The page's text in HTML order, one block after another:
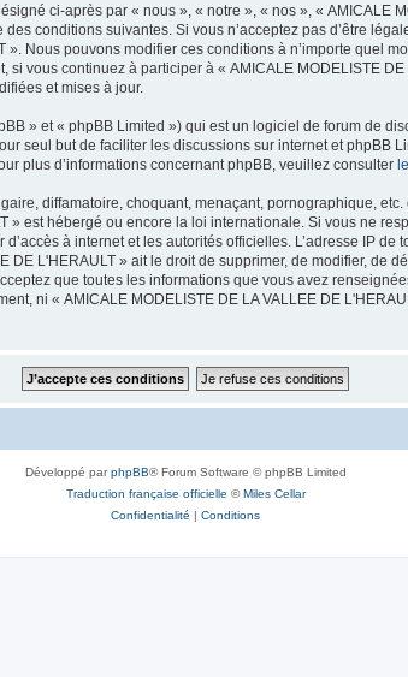
ci-après par « nous », « notre », « nos », « AMICALE
conditions suivantes. Si vous n’acceptez pas d’être
Nous pouvons modifier ces conditions à n’importe quel
vous continuez à participer à « AMICALE MODELISTE
et mises à jour.
» et « phpBB Limited ») qui est un logiciel de forum de
seul but de faciliter les discussions sur internet et phpBB
plus d’informations concernant phpBB, veuillez consulter
diffamatoire, choquant, menaçant, pornographique,
» est hébergé ou encore la loi internationale. Si vous ne
à internet et les autorités officielles. L’adresse IP
L'HERAULT » ait le droit de supprimer, de modifier, de
que toutes les informations que vous avez
ni « AMICALE MODELISTE DE LA VALLEE DE
Développé parphpBB® Forum Software © phpBB Limited
Traduction française officielle ©Miles Cellar
Confidentialité | Conditions